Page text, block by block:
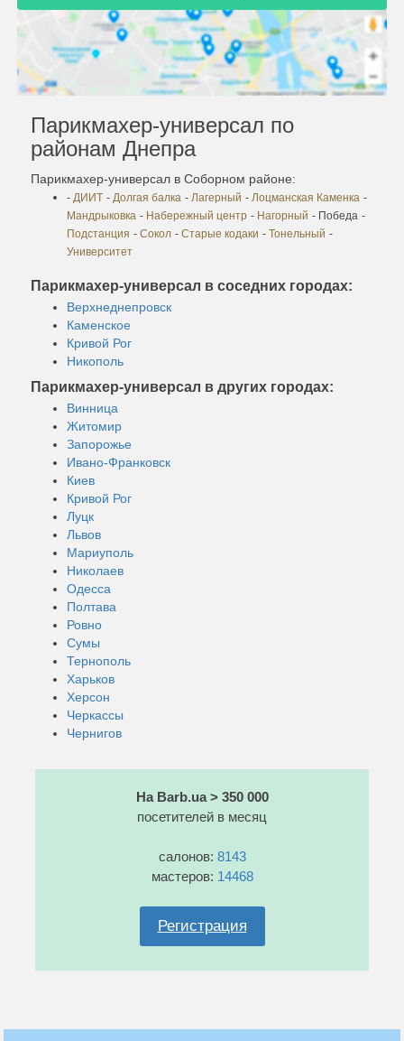
Парикмахер-универсал по
районам Днепра
Парикмахер-универсал в Соборном районе:
- ДИИТ - Долгая балка - Лагерный - Лоцманская Каменка -
Мандрыковка - Набережный центр - Нагорный - Победа -
Подстанция - Сокол - Старые кодаки - Тонельный -
Университет
Парикмахер-универсал в соседних городах:
Верхнеднепровск
Каменское
Кривой Рог
Никополь
Парикмахер-универсал в других городах:
Винница
Житомир
Запорожье
Ивано-Франковск
Киев
Кривой Рог
Луцк
Львов
Мариуполь
Николаев
Одесса
Полтава
Ровно
Сумы
Тернополь
Харьков
Херсон
Черкассы
Чернигов
На Barb.ua > 350 000
посетителей в месяц
салонов: 8143
мастеров: 14468
Регистрация